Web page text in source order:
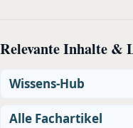
Relevante Inhalte &
Wissens-Hub
Alle Fachartikel